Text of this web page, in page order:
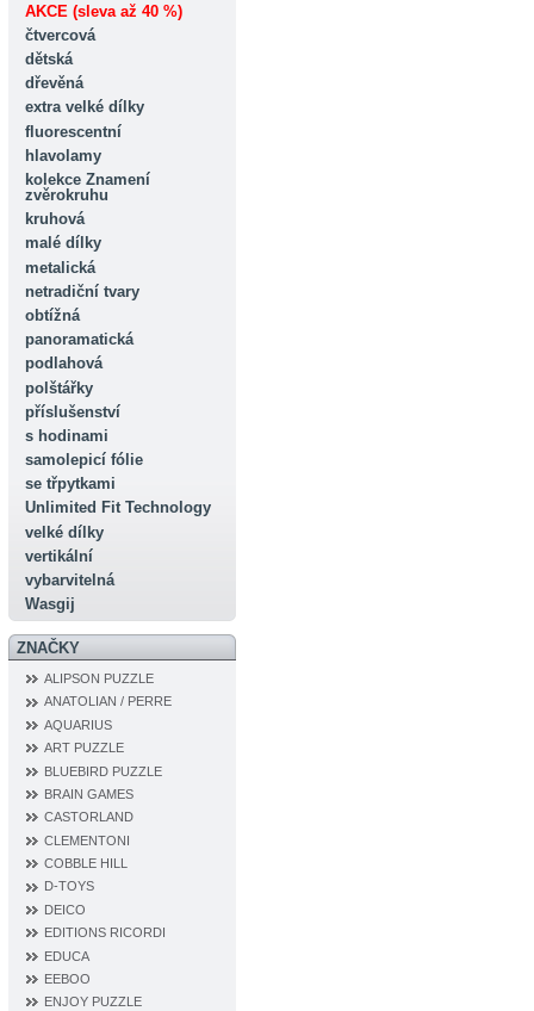
AKCE (sleva až 40 %)
čtvercová
dětská
dřevěná
extra velké dílky
fluorescentní
hlavolamy
kolekce Znamení
zvěrokruhu
kruhová
malé dílky
metalická
netradiční tvary
obtížná
panoramatická
podlahová
polštářky
příslušenství
s hodinami
samolepicí fólie
se třpytkami
Unlimited Fit Technology
velké dílky
vertikální
vybarvitelná
Wasgij
ZNAČKY
ALIPSON PUZZLE
ANATOLIAN / PERRE
AQUARIUS
ART PUZZLE
BLUEBIRD PUZZLE
BRAIN GAMES
CASTORLAND
CLEMENTONI
COBBLE HILL
D‐TOYS
DEICO
EDITIONS RICORDI
EDUCA
EEBOO
ENJOY PUZZLE